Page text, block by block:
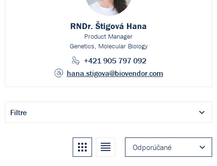
RNDr. Štigová Hana
Product Manager
Genetics, Molecular Biology
+421 905 797 092
hana.stigova@biovendor.com
Filtre
Odporúčané
Kachle Zoznam